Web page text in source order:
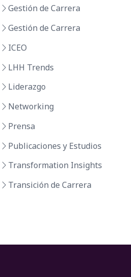
Gestión de Carrera
Gestión de Carrera
ICEO
LHH Trends
Liderazgo
Networking
Prensa
Publicaciones y Estudios
Transformation Insights
Transición de Carrera